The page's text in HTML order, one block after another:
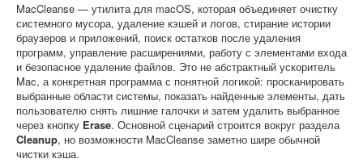
MacCleanse — утилита для macOS, которая объединяет очистку
системного мусора, удаление кэшей и логов, стирание истории
браузеров и приложений, поиск остатков после удаления
программ, управление расширениями, работу с элементами входа
и безопасное удаление файлов. Это не абстрактный ускоритель
Mac, а конкретная программа с понятной логикой: просканировать
выбранные области системы, показать найденные элементы, дать
пользователю снять лишние галочки и затем удалить выбранное
через кнопку Erase. Основной сценарий строится вокруг раздела
Cleanup, но возможности MacCleanse заметно шире обычной
чистки кэша.